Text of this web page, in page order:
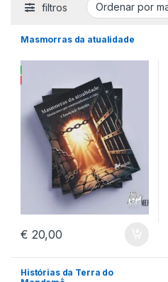
filtros
Masmorras da atualidade
€ 20,00
Histórias da Terra do